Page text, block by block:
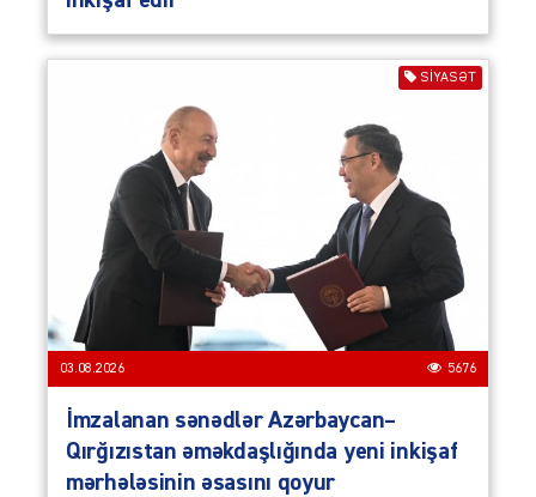
SIYASƏT
03.08.2026 5676
İmzalanan sənədlər Azərbaycan–
Qırğızıstan əməkdaşlığında yeni inkişaf
mərhələsinin əsasını qoyur